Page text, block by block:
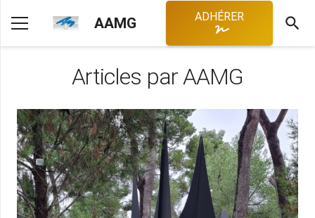
AAMG ADHÉRER search
Articles par AAMG